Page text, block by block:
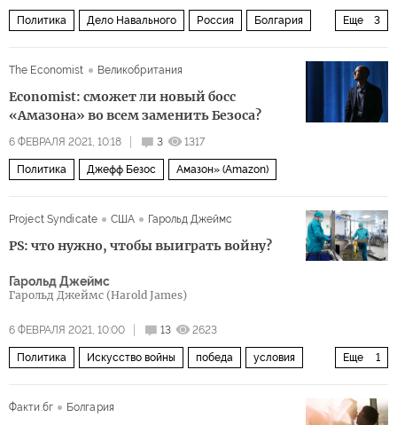
Еще 3
Политика Дело Навального Россия Болгария
комментарии читателей
The Economist Великобритания
Economist: сможет ли новый босс
«Амазона» во всем заменить Безоса?
6 ФЕВРАЛЯ 2021, 10:18 3 1317
Политика Джефф Безос Амазон» (Amazon)
Project Syndicate США Гарольд Джеймс
PS: что нужно, чтобы выиграть войну?
Гарольд Джеймс
Гарольд Джеймс (Harold James)
6 ФЕВРАЛЯ 2021, 10:00 13 2623
Еще 1
Политика Искусство войны победа условия
Факти.бг
Болгария